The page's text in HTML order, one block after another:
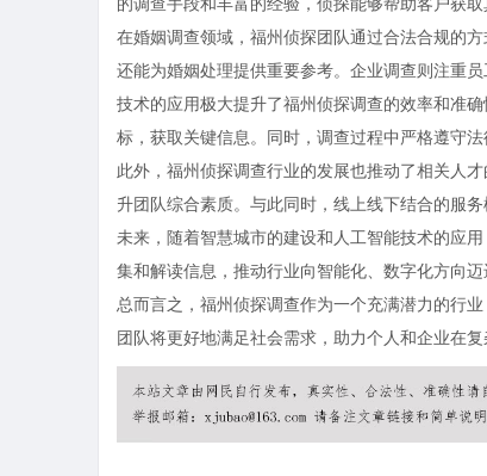
在婚姻调查领域，福州侦探团队通过合法合规的
还能为婚姻处理提供重要参考。企业调查则注重
技术的应用极大提升了福州侦探调查的效率和准
标，获取关键信息。同时，调查过程中严格遵守
此外，福州侦探调查行业的发展也推动了相关人
升团队综合素质。与此同时，线上线下结合的服
未来，随着智慧城市的建设和人工智能技术的应
集和解读信息，推动行业向智能化、数字化方向
总而言之，福州侦探调查作为一个充满潜力的行
团队将更好地满足社会需求，助力个人和企业在